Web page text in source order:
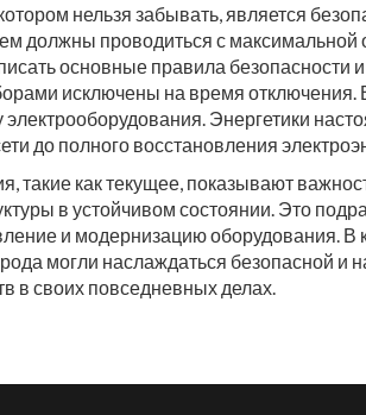
нельзя забывать, является
должны проводиться с максимальной
основные правила безопасности
исключены на время отключения.
Энергетики
до полного восстановления
такие как текущее, показывают
в устойчивом состоянии. Это
и модернизацию оборудования. В
могли наслаждаться безопасной и
в своих повседневных делах.